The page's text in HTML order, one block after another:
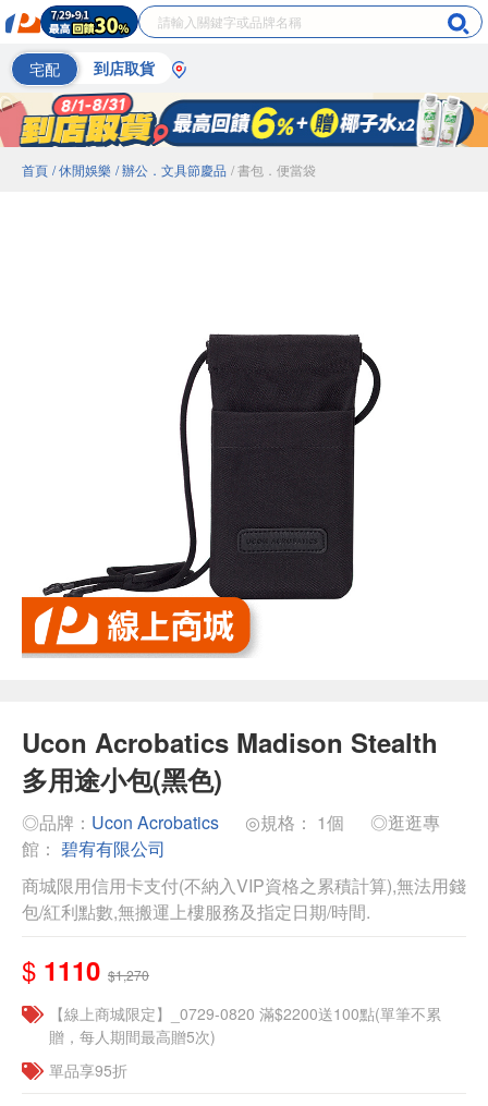
宅配 到店取貨
首頁 / 休閒娛樂 / 辦公．文具節慶品 / 書包．便當袋
Ucon Acrobatics Madison Stealth
多用途小包(黑色)
◎品牌： Ucon Acrobatics ◎規格： 1個
◎逛逛專
館： 碧宥有限公司
商城限用信用卡支付(不納入VIP資格之累積計算),無法用錢
包/紅利點數,無搬運上樓服務及指定日期/時間.
$ 1110 $1,270
【線上商城限定】_0729-0820 滿$2200送100點(單筆不累
贈，每人期間最高贈5次)
單品享95折